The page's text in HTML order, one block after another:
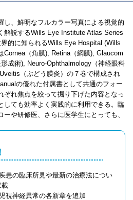
し、鮮明なフルカラー写真による視覚的
解説するWills Eye Institute Atlas Series
的に知られるWills Eye Hospital (Wills
Cornea（角膜), Retina（網膜), Glaucom
成術), Neuro-Ophthalmology（神経眼科
（ぶどう膜炎）の７巻で構成され
の優れた付属書として共通のフォー
ぞれ焦点を絞って掘り下げた内容となっ
しても効率よく実践的に利用できる。臨
や研修医、さらに医学生にとっても、
患の臨床所見や最新の治療法につい
載
視神経異常の各新章を追加